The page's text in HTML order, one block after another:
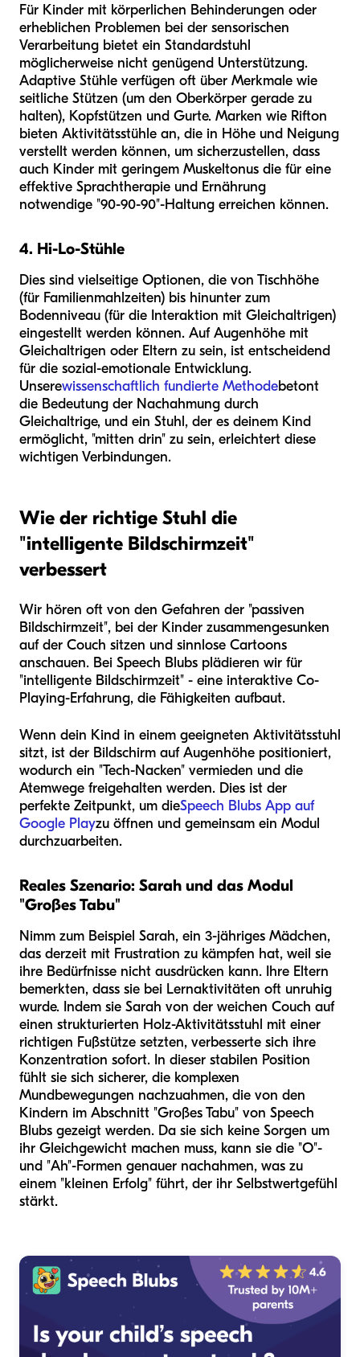
Für Kinder mit körperlichen Behinderungen oder
erheblichen Problemen bei der sensorischen
Verarbeitung bietet ein Standardstuhl
möglicherweise nicht genügend Unterstützung.
Adaptive Stühle verfügen oft über Merkmale wie
seitliche Stützen (um den Oberkörper gerade zu
halten), Kopfstützen und Gurte. Marken wie Rifton
bieten Aktivitätsstühle an, die in Höhe und Neigung
verstellt werden können, um sicherzustellen, dass
auch Kinder mit geringem Muskeltonus die für eine
effektive Sprachtherapie und Ernährung
notwendige "90-90-90"-Haltung erreichen können.
4. Hi-Lo-Stühle
Dies sind vielseitige Optionen, die von Tischhöhe
(für Familienmahlzeiten) bis hinunter zum
Bodenniveau (für die Interaktion mit Gleichaltrigen)
eingestellt werden können. Auf Augenhöhe mit
Gleichaltrigen oder Eltern zu sein, ist entscheidend
für die sozial-emotionale Entwicklung.
Unserewissenschaftlich fundierte Methodebetont
die Bedeutung der Nachahmung durch
Gleichaltrige, und ein Stuhl, der es deinem Kind
ermöglicht, "mitten drin" zu sein, erleichtert diese
wichtigen Verbindungen.
Wie der richtige Stuhl die
"intelligente Bildschirmzeit"
verbessert
Wir hören oft von den Gefahren der "passiven
Bildschirmzeit", bei der Kinder zusammengesunken
auf der Couch sitzen und sinnlose Cartoons
anschauen. Bei Speech Blubs plädieren wir für
"intelligente Bildschirmzeit" - eine interaktive Co-
Playing-Erfahrung, die Fähigkeiten aufbaut.
Wenn dein Kind in einem geeigneten Aktivitätsstuhl
sitzt, ist der Bildschirm auf Augenhöhe positioniert,
wodurch ein "Tech-Nacken" vermieden und die
Atemwege freigehalten werden. Dies ist der
perfekte Zeitpunkt, um dieSpeech Blubs App auf
Google Playzu öffnen und gemeinsam ein Modul
durchzuarbeiten.
Reales Szenario: Sarah und das Modul
"Großes Tabu"
Nimm zum Beispiel Sarah, ein 3-jähriges Mädchen,
das derzeit mit Frustration zu kämpfen hat, weil sie
ihre Bedürfnisse nicht ausdrücken kann. Ihre Eltern
bemerkten, dass sie bei Lernaktivitäten oft unruhig
wurde. Indem sie Sarah von der weichen Couch auf
einen strukturierten Holz-Aktivitätsstuhl mit einer
richtigen Fußstütze setzten, verbesserte sich ihre
Konzentration sofort. In dieser stabilen Position
fühlt sie sich sicherer, die komplexen
Mundbewegungen nachzuahmen, die von den
Kindern im Abschnitt "Großes Tabu" von Speech
Blubs gezeigt werden. Da sie sich keine Sorgen um
ihr Gleichgewicht machen muss, kann sie die "O"-
und "Ah"-Formen genauer nachahmen, was zu
einem "kleinen Erfolg" führt, der ihr Selbstwertgefühl
stärkt.